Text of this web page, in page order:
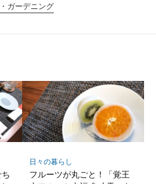
ガーデニング
日々の暮らし
フルーツが丸ごと！「覚王